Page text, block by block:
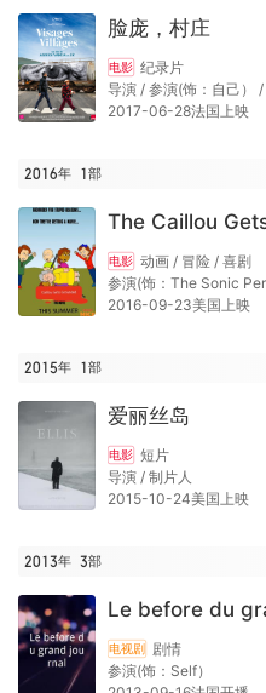
脸庞，村庄
电影 纪录片
导演 / 参演(饰：自己） /
2017-06-28法国上映
2016年 1部
The Caillou
电影 动画 / 冒险 / 喜剧
参演(饰：The Sonic
2016-09-23美国上映
2015年 1部
爱丽丝岛
电影 短片
导演 / 制片人
2015-10-24美国上映
2013年 3部
Le before du
电视剧 剧情
参演(饰：Self）